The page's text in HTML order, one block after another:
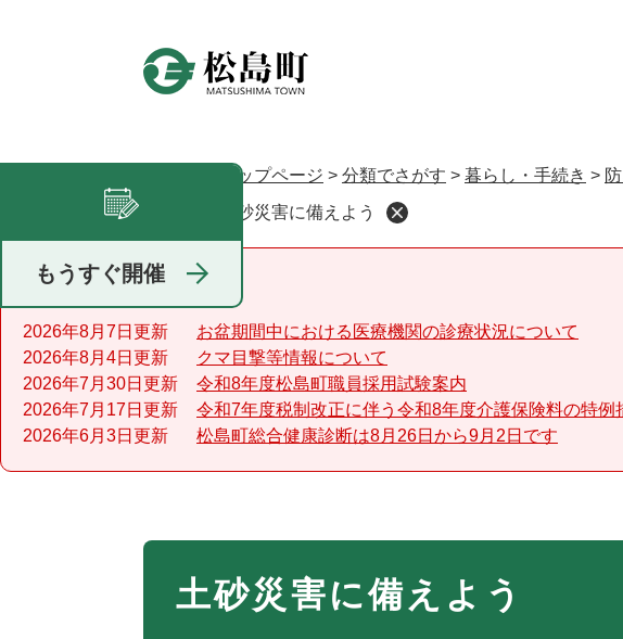
で
トップページ > 分類でさがす > 暮らし・手続き >
土砂災害に備えよう
重要なお知らせ
2026年8月7日更新
お盆期間中における医療機関の診療状況について
2026年8月4日更新
クマ目撃等情報について
2026年7月30日更新
令和8年度松島町職員採用試験案内
2026年7月17日更新
令和7年度税制改正に伴う令和8年度介護保険料の特例
2026年6月3日更新
松島町総合健康診断は8月26日から9月2日です
土砂災害に備えよう
もうすぐ開催